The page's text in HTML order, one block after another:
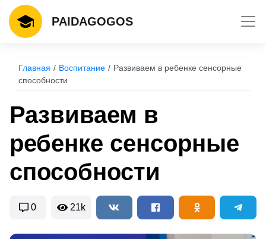
PAIDAGOGOS
Главная Воспитание
Развиваем в ребенке сенсорные
способности
Развиваем в
ребенке сенсорные
способности
0 21k